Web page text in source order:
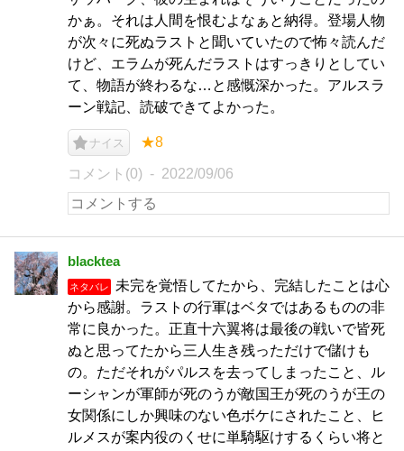
かぁ。それは人間を恨むよなぁと納得。登場人物
が次々に死ぬラストと聞いていたので怖々読んだ
けど、エラムが死んだラストはすっきりとしてい
て、物語が終わるな…と感慨深かった。アルスラ
ーン戦記、読破できてよかった。
ナイス ★8
コメント(0) 2022/09/06
blacktea
ネタバレ
未完を覚悟してたから、完結したことは心
から感謝。ラストの行軍はベタではあるものの非
常に良かった。正直十六翼将は最後の戦いで皆死
ぬと思ってたから三人生き残っただけで儲けも
の。ただそれがパルスを去ってしまったこと、ル
ーシャンが軍師が死のうが敵国王が死のうが王の
女関係にしか興味のない色ボケにされたこと、ヒ
ルメスが案内役のくせに単騎駆けするくらい将と